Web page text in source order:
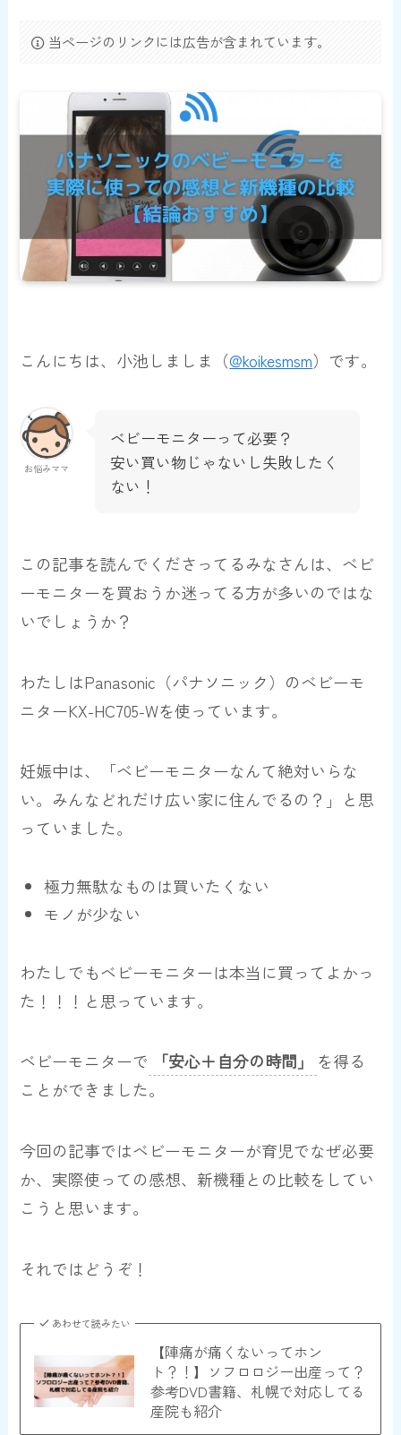
当ページのリンクには広告が含まれています。
こんにちは、小池しましま（@koikesmsm）です。
お悩みママ
ベビーモニターって必要？
安い買い物じゃないし失敗したく
ない！
この記事を読んでくださってるみなさんは、ベビ
ーモニターを買おうか迷ってる方が多いのではな
いでしょうか？
わたしはPanasonic（パナソニック）のベビーモ
ニターKX-HC705-Wを使っています。
妊娠中は、「ベビーモニターなんて絶対いらな
い。みんなどれだけ広い家に住んでるの？」と思
っていました。
極力無駄なものは買いたくない
モノが少ない
わたしでもベビーモニターは本当に買ってよかっ
た！！！ と思っています。
ベビーモニターで 「安心＋自分の時間」
を得る
ことができました。
今回の記事ではベビーモニターが育児でなぜ必要
か、実際使っての感想、新機種との比較をしてい
こうと思います。
それではどうぞ！
あわせて読みたい
【陣痛が痛くないってホン
ト？！】ソフロロジー出産って？
参考DVD書籍、札幌で対応してる
産院も紹介